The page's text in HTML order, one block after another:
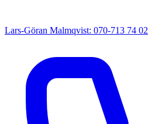
Lars-Göran Malmqvist: 070-713 74 02